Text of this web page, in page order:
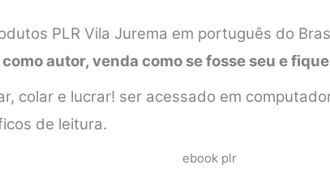
PLR Vila Jurema em português do
autor, venda como se fosse seu e
colar e lucrar! ser acessado em
de leitura.